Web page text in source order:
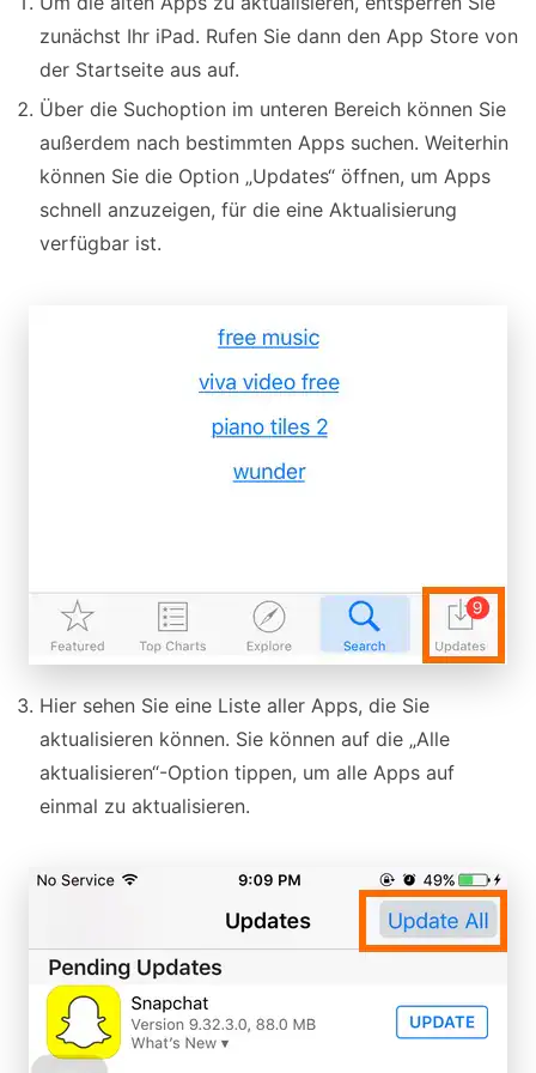
zunächst Ihr iPad. Rufen Sie dann den App Store von
der Startseite aus auf.
Über die Suchoption im unteren Bereich können Sie
außerdem nach bestimmten Apps suchen. Weiterhin
können Sie die Option „Updates“ öffnen, um Apps
schnell anzuzeigen, für die eine Aktualisierung
verfügbar ist.
Hier sehen Sie eine Liste aller Apps, die Sie
aktualisieren können. Sie können auf die „Alle
aktualisieren“-Option tippen, um alle Apps auf
einmal zu aktualisieren.